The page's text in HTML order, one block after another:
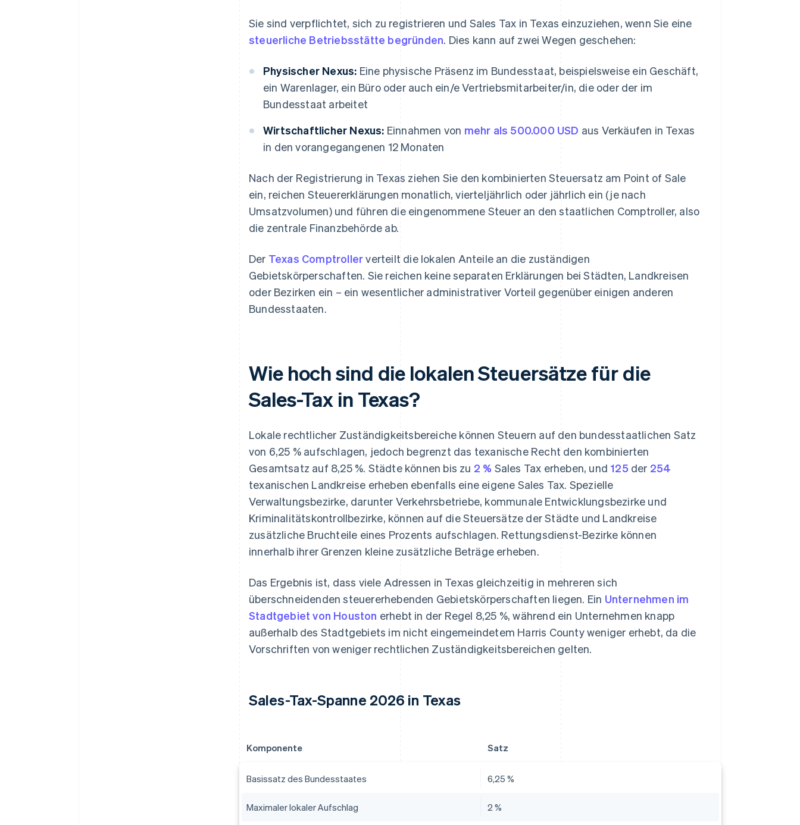
Sie sind verpflichtet, sich zu registrieren und Sales Tax in Texas einzuziehen, wenn Sie eine
steuerliche Betriebsstätte begründen. Dies kann auf zwei Wegen geschehen:
Physischer Nexus: Eine physische Präsenz im Bundesstaat, beispielsweise ein Geschäft,
ein Warenlager, ein Büro oder auch ein/e Vertriebsmitarbeiter/in, die oder der im
Bundesstaat arbeitet
Wirtschaftlicher Nexus: Einnahmen von mehr als 500.000 USD aus Verkäufen in Texas
in den vorangegangenen 12 Monaten
Nach der Registrierung in Texas ziehen Sie den kombinierten Steuersatz am Point of Sale
ein, reichen Steuererklärungen monatlich, vierteljährlich oder jährlich ein (je nach
Umsatzvolumen) und führen die eingenommene Steuer an den staatlichen Comptroller, also
die zentrale Finanzbehörde ab.
Der Texas Comptrollerverteilt die lokalen Anteile an die zuständigen
Gebietskörperschaften. Sie reichen keine separaten Erklärungen bei Städten, Landkreisen
oder Bezirken ein – ein wesentlicher administrativer Vorteil gegenüber einigen anderen
Bundesstaaten.
Wie hoch sind die lokalen Steuersätze für die
Sales-Tax in Texas?
Lokale rechtlicher Zuständigkeitsbereiche können Steuern auf den bundesstaatlichen Satz
von 6,25 % aufschlagen, jedoch begrenzt das texanische Recht den kombinierten
Gesamtsatz auf 8,25 %. Städte können bis zu 2 % Sales Tax erheben, und 125 der 254
texanischen Landkreise erheben ebenfalls eine eigene Sales Tax. Spezielle
Verwaltungsbezirke, darunter Verkehrsbetriebe, kommunale Entwicklungsbezirke und
Kriminalitätskontrollbezirke, können auf die Steuersätze der Städte und Landkreise
zusätzliche Bruchteile eines Prozents aufschlagen. Rettungsdienst-Bezirke können
innerhalb ihrer Grenzen kleine zusätzliche Beträge erheben.
Das Ergebnis ist, dass viele Adressen in Texas gleichzeitig in mehreren sich
überschneidenden steuererhebenden Gebietskörperschaften liegen. Ein Unternehmen im
Stadtgebiet von Houston erhebt in der Regel 8,25 %, während ein Unternehmen knapp
außerhalb des Stadtgebiets im nicht eingemeindetem Harris County weniger erhebt, da die
Vorschriften von weniger rechtlichen Zuständigkeitsbereichen gelten.
Sales-Tax-Spanne 2026 in Texas
Komponente Satz
Basissatz des Bundesstaates 6,25 %
Maximaler lokaler Aufschlag 2 %